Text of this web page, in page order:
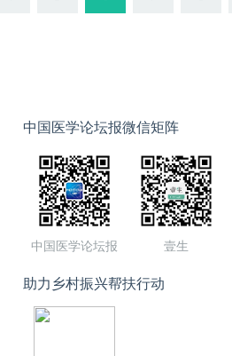
中国医学论坛报微信矩阵
中国医学论坛报 壹生
助力乡村振兴帮扶行动